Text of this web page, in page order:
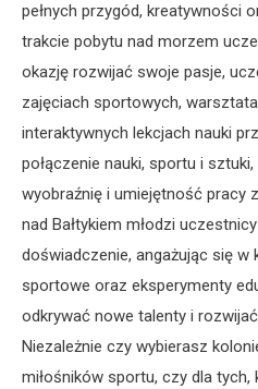
pełnych przygód, kreatywności
trakcie pobytu nad morzem
okazję rozwijać swoje pasje,
zajęciach sportowych,
interaktywnych lekcjach nauki
połączenie nauki, sportu i
wyobraźnię i umiejętność pracy
nad Bałtykiem młodzi
doświadczenie, angażując się w
sportowe oraz eksperymenty
odkrywać nowe talenty i
Niezależnie czy wybierasz
miłośników sportu, czy dla